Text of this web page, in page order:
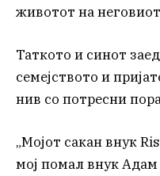
животот на
Таткото и синот
семејството и
нив со потресни
„Мојот сакан внук
мој помал внук